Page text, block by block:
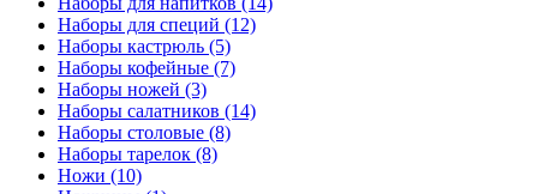
Наборы для специй (12)
Наборы кастрюль (5)
Наборы кофейные (7)
Наборы ножей (3)
Наборы салатников (14)
Наборы столовые (8)
Наборы тарелок (8)
Ножи (10)